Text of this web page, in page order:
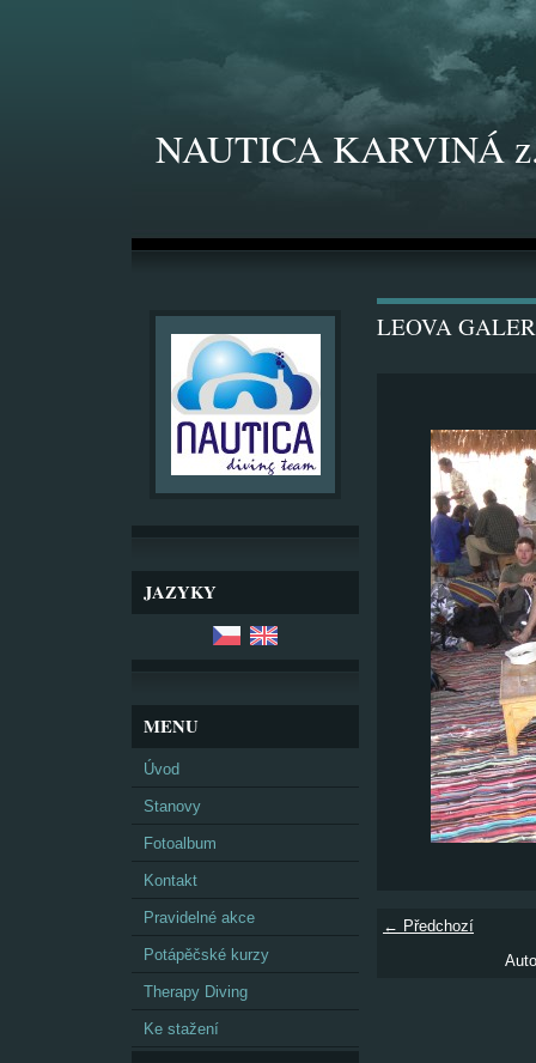
NAUTICA KARVINÁ
JAZYKY
MENU
Úvod
Stanovy
Fotoalbum
Kontakt
Pravidelné akce
Potápěčské kurzy
Therapy Diving
Ke stažení
LEOVA
← Předchozí